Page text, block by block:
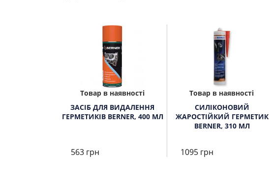
Товар в наявності
ЗАСІБ ДЛЯ ВИДАЛЕННЯ
ГЕРМЕТИКІВ BERNER, 400 МЛ
563 грн
Товар в наявності
СИЛІКОНОВИЙ
ЖАРОСТІЙКИЙ ГЕРМЕТИК
BERNER, 310 МЛ
1095 грн